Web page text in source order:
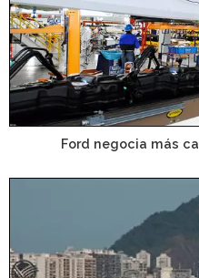
Ford negocia más